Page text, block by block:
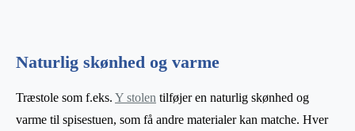
Naturlig skønhed og varme
Træstole som f.eks. Y stolen tilføjer en naturlig skønhed og
varme til spisestuen, som få andre materialer kan matche. Hver